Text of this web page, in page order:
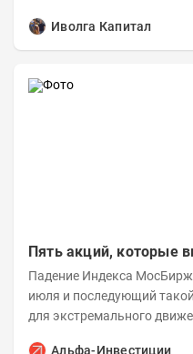
Иволга Капитал
Пять акций, которые
Падение Индекса
июля и последующий
для экстремального
Альфа-Инвестиции